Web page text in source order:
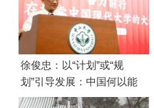
徐俊忠：以“计划”或“规
划”引导发展：中国何以能
够成功